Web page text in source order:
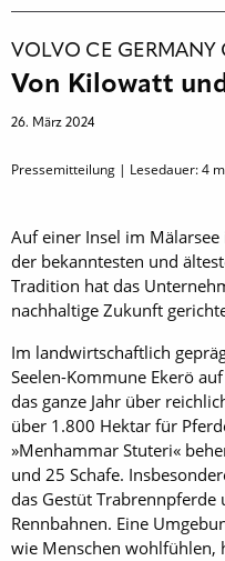
VOLVO CE GERMANY
Von Kilowatt
26. März 2024
Pressemitteilung | Lesedauer:4
Auf einer Insel im
der bekanntesten und
Tradition hat das
nachhaltige Zukunft
Im landwirtschaftlich
Seelen-Kommune Ekerö
das ganze Jahr über
über 1.800 Hektar für
»Menhammar Stuteri«
und 25 Schafe.
das Gestüt
Rennbahnen. Eine
wie Menschen wohlfühlen,